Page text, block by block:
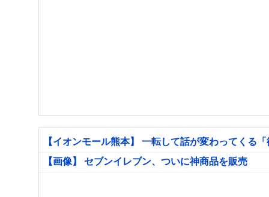
【イオンモール熊本】 一転して話が変わってくる
【画像】 セブンイレブン、ついに神商品を販売